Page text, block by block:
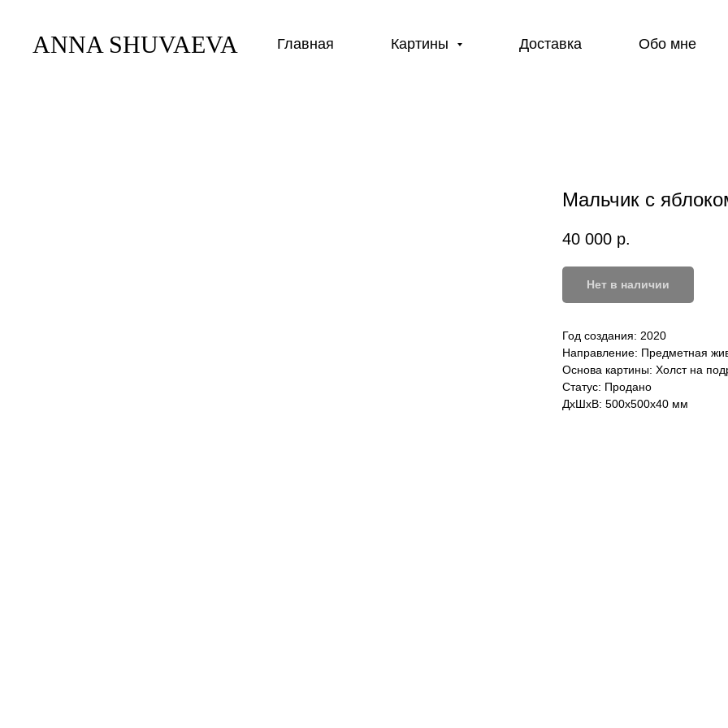
ANNA SHUVAEVA Главная Картины Доставка Обо мне
Мальчик с
40 000 р.
Нет в наличии
Год создания: 2020
Направление: Предметная
Основа картины: Холст на
Статус: Продано
ДxШxВ: 500x500x40 мм